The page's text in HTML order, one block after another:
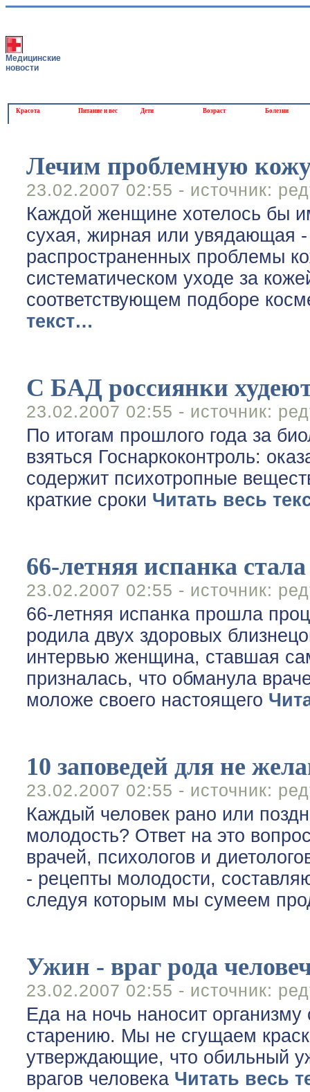
Медицинские
новости
Красота Питание и вес Дети Возраст Болезни
Лечим проблемную
23.02.2007 02:55 - источник:
Каждой женщине хотелось бы
сухая, жирная или увядающая
распространенных проблемы
систематическом уходе за
соответствующем подборе
текст…
С БАД россиянки
23.02.2007 02:55 - источник:
По итогам прошлого года за
взяться Госнаркоконтроль:
содержит психотропные
краткие сроки Читать весь
66-летняя испанка
23.02.2007 02:55 - источник:
66-летняя испанка прошла
родила двух здоровых
интервью женщина, ставшая
призналась, что обманула
моложе своего настоящего
10 заповедей для не
23.02.2007 02:55 - источник:
Каждый человек рано или
молодость? Ответ на это
врачей, психологов и
- рецепты молодости,
следуя которым мы сумеем
Ужин - враг рода
23.02.2007 02:55 - источник:
Еда на ночь наносит
старению. Мы не сгущаем
утверждающие, что обильный
врагов человека Читать весь